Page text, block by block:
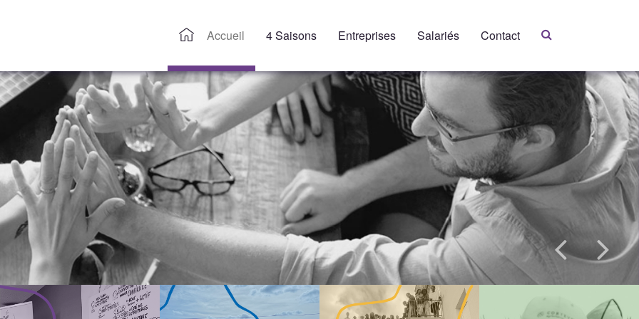
Accueil 4 Saisons Entreprises Salariés Contact